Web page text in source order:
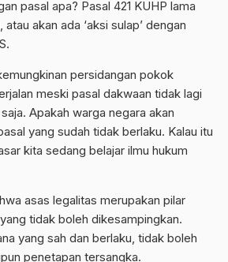
pasal apa? Pasal 421 KUHP lama
akan ada ‘aksi sulap’ dengan
persidangan pokok
meski pasal dakwaan tidak lagi
Apakah warga negara akan
yang sudah tidak berlaku. Kalau itu
kita sedang belajar ilmu hukum
asas legalitas merupakan pilar
tidak boleh dikesampingkan.
yang sah dan berlaku, tidak boleh
penetapan tersangka.